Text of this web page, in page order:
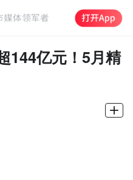
144亿元！5月精